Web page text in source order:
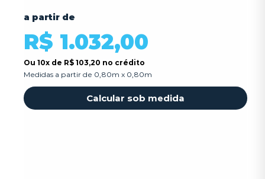
a partir de
R$ 1.032,00
Ou 10x de R$ 103,20 no crédito
Medidas a partir de 0,80m x 0,80m
Calcular sob medida